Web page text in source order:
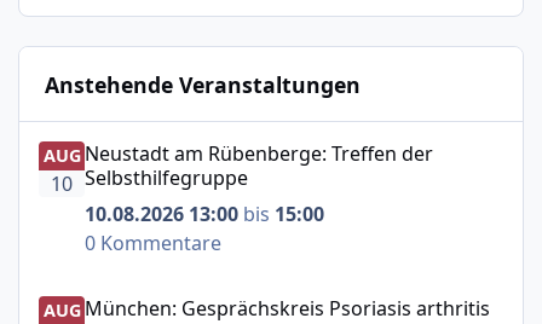
Anstehende Veranstaltungen
Neustadt am Rübenberge: Treffen der Selbsthilfegruppe
AUG
10
Neustadt am Rübenberge: Treffen der
Selbsthilfegruppe
10.08.2026 13:00 bis 15:00
0 Kommentare
München: Gesprächskreis Psoriasis arthritis
AUG München: Gesprächskreis Psoriasis arthritis